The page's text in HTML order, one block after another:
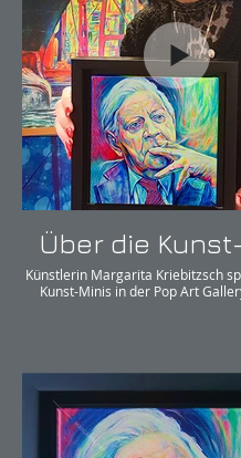
Über die
Künstlerin Margarita Kriebitzsch
Kunst-Minis in der Pop Art